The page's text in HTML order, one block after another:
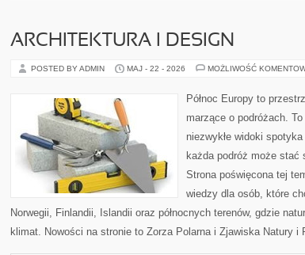
ARCHITEKTURA I DESIGN
POSTED BY ADMIN MAJ - 22 - 2026 MOŻLIWOŚĆ
Północ Europy to
marzące o podróżach.
niezwykłe widoki
każda podróż może stać
Strona poświęcona tej
wiedzy dla osób, które
Norwegii, Finlandii, Islandii oraz północnych terenów, gdzie
klimat. Nowości na stronie to Zorza Polarna i Zjawiska Natury